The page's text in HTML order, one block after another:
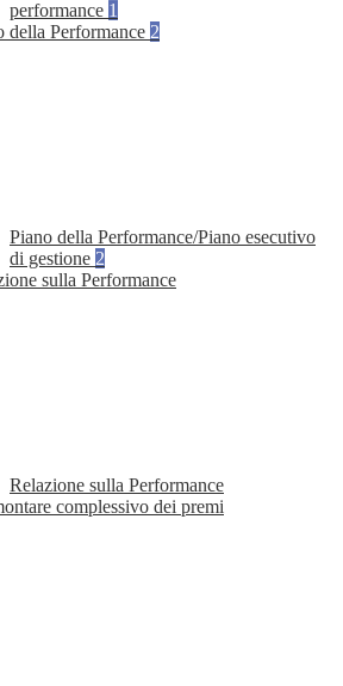
performance 1
della Performance 2
Piano della Performance/Piano esecutivo
di gestione 2
sulla Performance
Relazione sulla Performance
complessivo dei premi